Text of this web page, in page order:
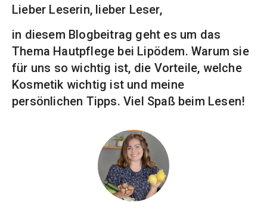
Lieber Leserin, lieber Leser,
in diesem Blogbeitrag geht es um das
Thema Hautpflege bei Lipödem. Warum sie
für uns so wichtig ist, die Vorteile, welche
Kosmetik wichtig ist und meine
persönlichen Tipps. Viel Spaß beim Lesen!